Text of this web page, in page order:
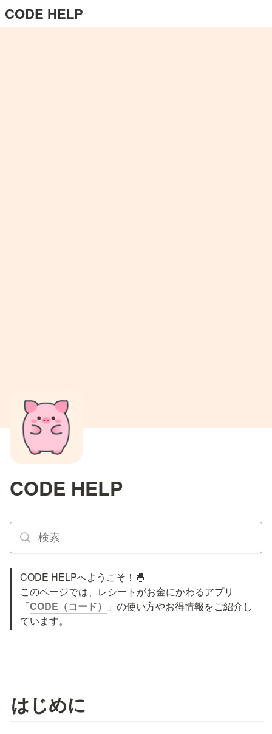
CODE HELP
CODE HELP
CODE HELPへようこそ！🐣
このページでは、レシートがお金にかわるアプリ
「CODE（コード）
」の使い方やお得情報をご紹介し
ています。
はじめに